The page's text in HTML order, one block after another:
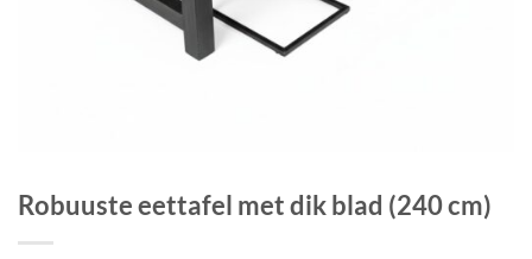
Robuuste eettafel met dik blad (240 cm)